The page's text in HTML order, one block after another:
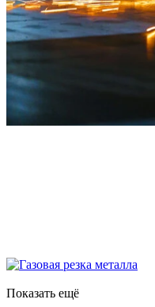
Показать ещё